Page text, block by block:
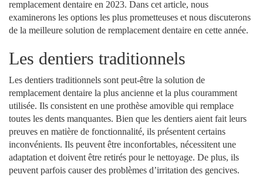
remplacement dentaire en 2023. Dans cet article, nous
examinerons les options les plus prometteuses et nous discuterons
de la meilleure solution de remplacement dentaire en cette année.
Les dentiers traditionnels
Les dentiers traditionnels sont peut-être la solution de
remplacement dentaire la plus ancienne et la plus couramment
utilisée. Ils consistent en une prothèse amovible qui remplace
toutes les dents manquantes. Bien que les dentiers aient fait leurs
preuves en matière de fonctionnalité, ils présentent certains
inconvénients. Ils peuvent être inconfortables, nécessitent une
adaptation et doivent être retirés pour le nettoyage. De plus, ils
peuvent parfois causer des problèmes d’irritation des gencives.